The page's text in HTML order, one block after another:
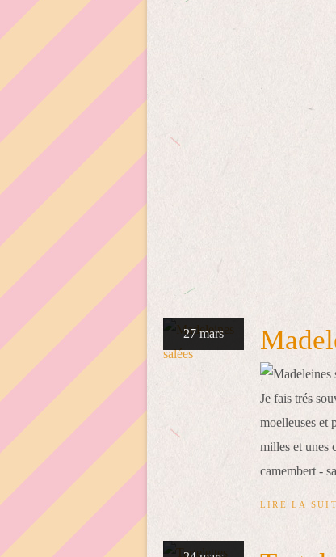
27 mars
Je fais trés
moelleuses et
milles et unes
camembert -
LIRE LA